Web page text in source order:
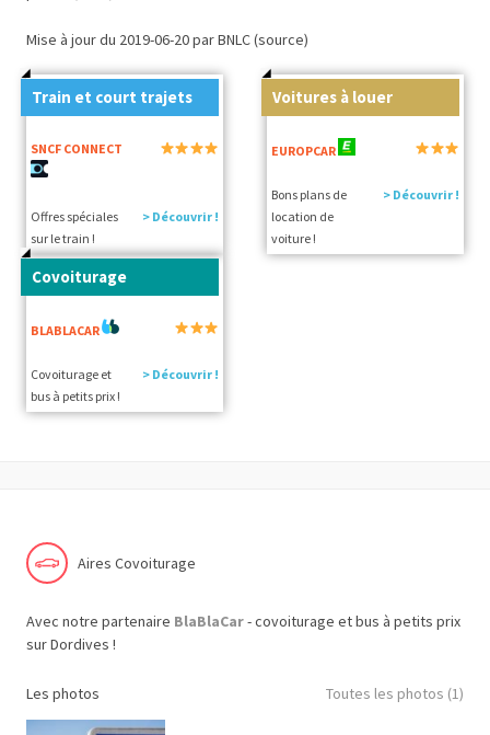
Mise à jour du 2019-06-20 par BNLC (source)
Train et court trajets
SNCF CONNECT
Offres spéciales
sur le train !
> Découvrir !
Voitures à louer
EUROPCAR
Bons plans de
location de
voiture !
> Découvrir !
Covoiturage
BLABLACAR
Covoiturage et
bus à petits prix !
> Découvrir !
Aires Covoiturage
Avec notre partenaire BlaBlaCar- covoiturage et bus à petits prix
sur Dordives !
Les photos Toutes les photos (1)